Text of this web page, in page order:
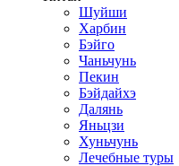
Шуйши
Харбин
Бэйго
Чаньчунь
Пекин
Бэйдайхэ
Далянь
Яньцзи
Хуньчунь
Лечебные туры